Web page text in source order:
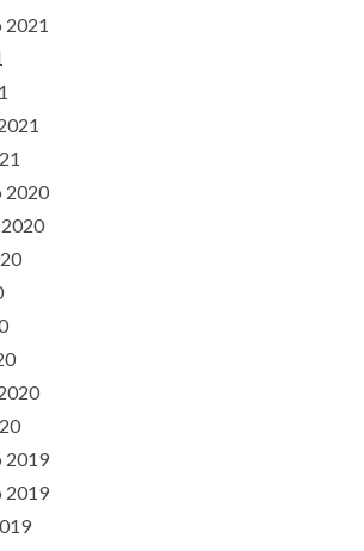
2021
2020
2019
2019